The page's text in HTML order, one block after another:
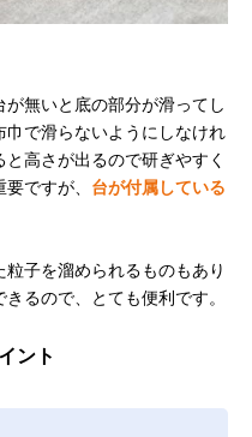
無いと底の部分が滑ってし
巾で滑らないようにしなけれ
高さが出るので研ぎやすく
ですが、 台が付属している
子を溜められるものもあり
るので、とても便利です。
ント